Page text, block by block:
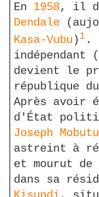
En 1958, il
Dendale
Kasa-Vubu )1 .
devient le
république du
Après avoir
d'État
Joseph Mobutu
astreint à
et mourut de
dans sa